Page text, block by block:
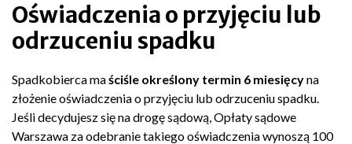
Oświadczenia o przyjęciu lub
odrzuceniu spadku
Spadkobierca maściśle określony termin 6 miesięcyna
złożenie oświadczenia o przyjęciu lub odrzuceniu spadku.
Jeśli decydujesz się na drogę sądową, Opłaty sądowe
Warszawa za odebranie takiego oświadczenia wynoszą 100